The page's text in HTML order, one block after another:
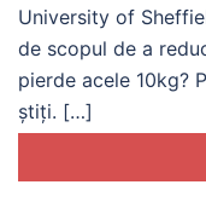
University of
de scopul de a
pierde acele 10kg?
știți. […]